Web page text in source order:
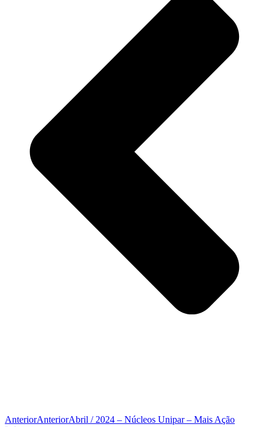
AnteriorAnteriorAbril / 2024 – Núcleos Unipar – Mais Ação